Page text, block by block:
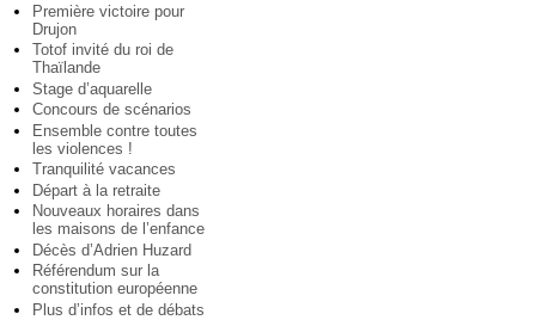
Première victoire pour
Drujon
Totof invité du roi de
Thaïlande
Stage d’aquarelle
Concours de scénarios
Ensemble contre toutes
les violences !
Tranquilité vacances
Départ à la retraite
Nouveaux horaires dans
les maisons de l’enfance
Décès d’Adrien Huzard
Référendum sur la
constitution européenne
Plus d’infos et de débats